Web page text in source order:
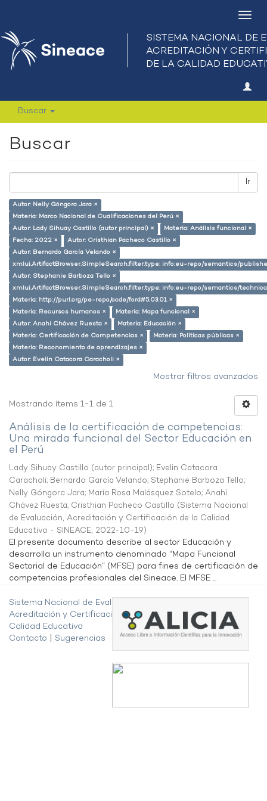
Buscar
Buscar
Ir
Autor: Nelly Góngora Jara ×
Materia: Marco Nacional de Cualificaciones del Perú ×
Autor: Lady Sihuay Castillo (autor principal) ×
Materia: Análisis funcional ×
Fecha: 2022 ×
Autor: Cristhian Pacheco Castillo ×
Autor: Bernardo García Velando ×
xmlui.ArtifactBrowser.SimpleSearch.filter.type: info:eu-repo/semantics/
Autor: Stephanie Barboza Tello ×
xmlui.ArtifactBrowser.SimpleSearch.filter.type: info:eu-repo/semantics/
Materia: http://purl.org/pe-repo/ocde/ford#5.03.01 ×
Materia: Recursos humanos ×
Materia: Mapa funcional ×
Autor: Anahí Chávez Ruesta ×
Materia: Educación ×
Materia: Certificación de Competencias ×
Materia: Políticas públicas ×
Materia: Reconomiento de aprendizajes ×
Autor: Evelin Catacora Caracholi ×
Mostrar filtros avanzados
Mostrando ítems 1-1 de 1
Análisis de la certificación de competencias:
Una mirada funcional del Sector Educación en
el Perú
Lady Sihuay Castillo (autor principal); Evelin Catacora
Caracholi; Bernardo García Velando; Stephanie Barboza Tello;
Nelly Góngora Jara; María Rosa Malásquez Sotelo; Anahí
Chávez Ruesta; Cristhian Pacheco Castillo (Sistema Nacional
de Evaluación, Acreditación y Certificación de la Calidad
Educativa - SINEACE, 2022-10-19)
El presente documento describe al sector Educación y
desarrolla un instrumento denominado “Mapa Funcional
Sectorial de Educación” (MFSE) para fines de certificación de
competencias profesionales del Sineace. El MFSE ...
Sistema Nacional de Evaluación,
Acreditación y Certificación de la
Calidad Educativa
Contacto
Sugerencias